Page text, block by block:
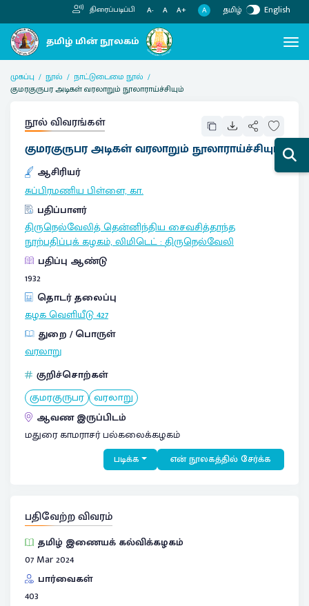
திரைப்படிப்பி A- A A+ A தமிழ் English
முகப்பு நூல்
நாட்டுடைமை நூல்
குமரகுருபர அடிகள் வரலாறும் நூலாராய்ச்சியும்
நூல் விவரங்கள்
குமரகுருபர அடிகள் வரலாறும் நூலாராய்ச்சியும்
ஆசிரியர்
சுப்பிரமணிய பிள்ளை, கா.
பதிப்பாளர்
திருநெல்வேலித் தென்னிந்திய சைவசித்தாந்த
நூற்பதிப்புக் கழகம், லிமிடெட்:திருநெல்வேலி
பதிப்பு ஆண்டு
1932
தொடர் தலைப்பு
கழக வெளியீடு427
துறை / பொருள்
வரலாறு
குறிச்சொற்கள்
குமரகுருபர வரலாறு
ஆவண இருப்பிடம்
மதுரை காமராசர் பல்கலைக்கழகம்
படிக்க என் நூலகத்தில் சேர்க்க
பதிவேற்ற விவரம்
தமிழ் இணையக் கல்விக்கழகம்
07 Mar 2024
பார்வைகள்
403